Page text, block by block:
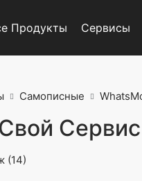
Продукты Сервисы
Самописные
(14)